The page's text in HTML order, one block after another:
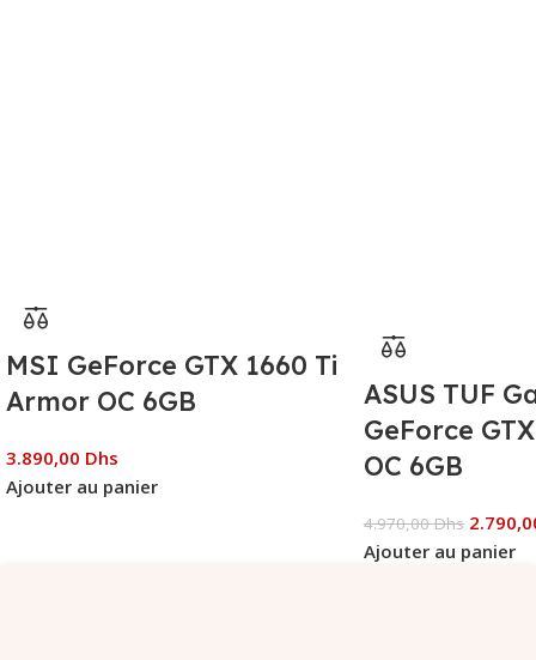
MSI GeForce GTX 1660 Ti
Armor OC 6GB
3.890,00 Dhs
Ajouter au panier
ASUS TUF
GeForce
OC 6GB
4.970,00Dhs
Ajouter au panier